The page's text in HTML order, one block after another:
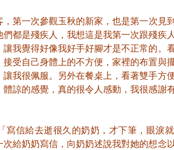
，第一次參觀玉秋的新家，也是第一次見
都是殘疾人，我想這是我第一次跟殘疾
我覺得好像我好手好腳才是不正常的。
受自己身體上的不方便，家裡的布置與
我很佩服。另外在餐桌上，看著雙手方
諒的感覺，真的很令人感動，我很感謝
寫信給去逝很久的奶奶，才下筆，眼淚
給奶奶寫信，向奶奶述說我對她的想念